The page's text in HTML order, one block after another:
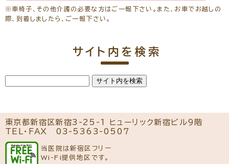
平成12年 日本眼科学会眼科専門医取得
平成14年 聖母病院眼科医長
眼外傷の後遺症について
眼科臨床医報 第99巻 第5号（2005年5月）白内障術後に
※初めての方でもご予約可能です。
一般外来予約をする
ドライアイ専門治療予約をする
※車椅子、その他介護の必要な方はご一報下さい。また、お車でお越しの
際、到着しましたら、ご一報下さい。
サイト内を検索
東京都新宿区新宿3-25-1 ヒューリック新宿ビル9階
TEL・FAX 03-5363-0507
当医院は新宿区フリー
Wi-Fi提供地区です。